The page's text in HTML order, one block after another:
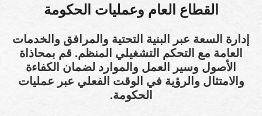
القطاع العام وعمليات الحكومة
إدارة السعة عبر البنية التحتية والمرافق والخدمات
العامة مع التحكم التشغيلي المنظم. قم بمحاذاة
الأصول وسير العمل والموارد لضمان الكفاءة
والامتثال والرؤية في الوقت الفعلي عبر عمليات
الحكومة.